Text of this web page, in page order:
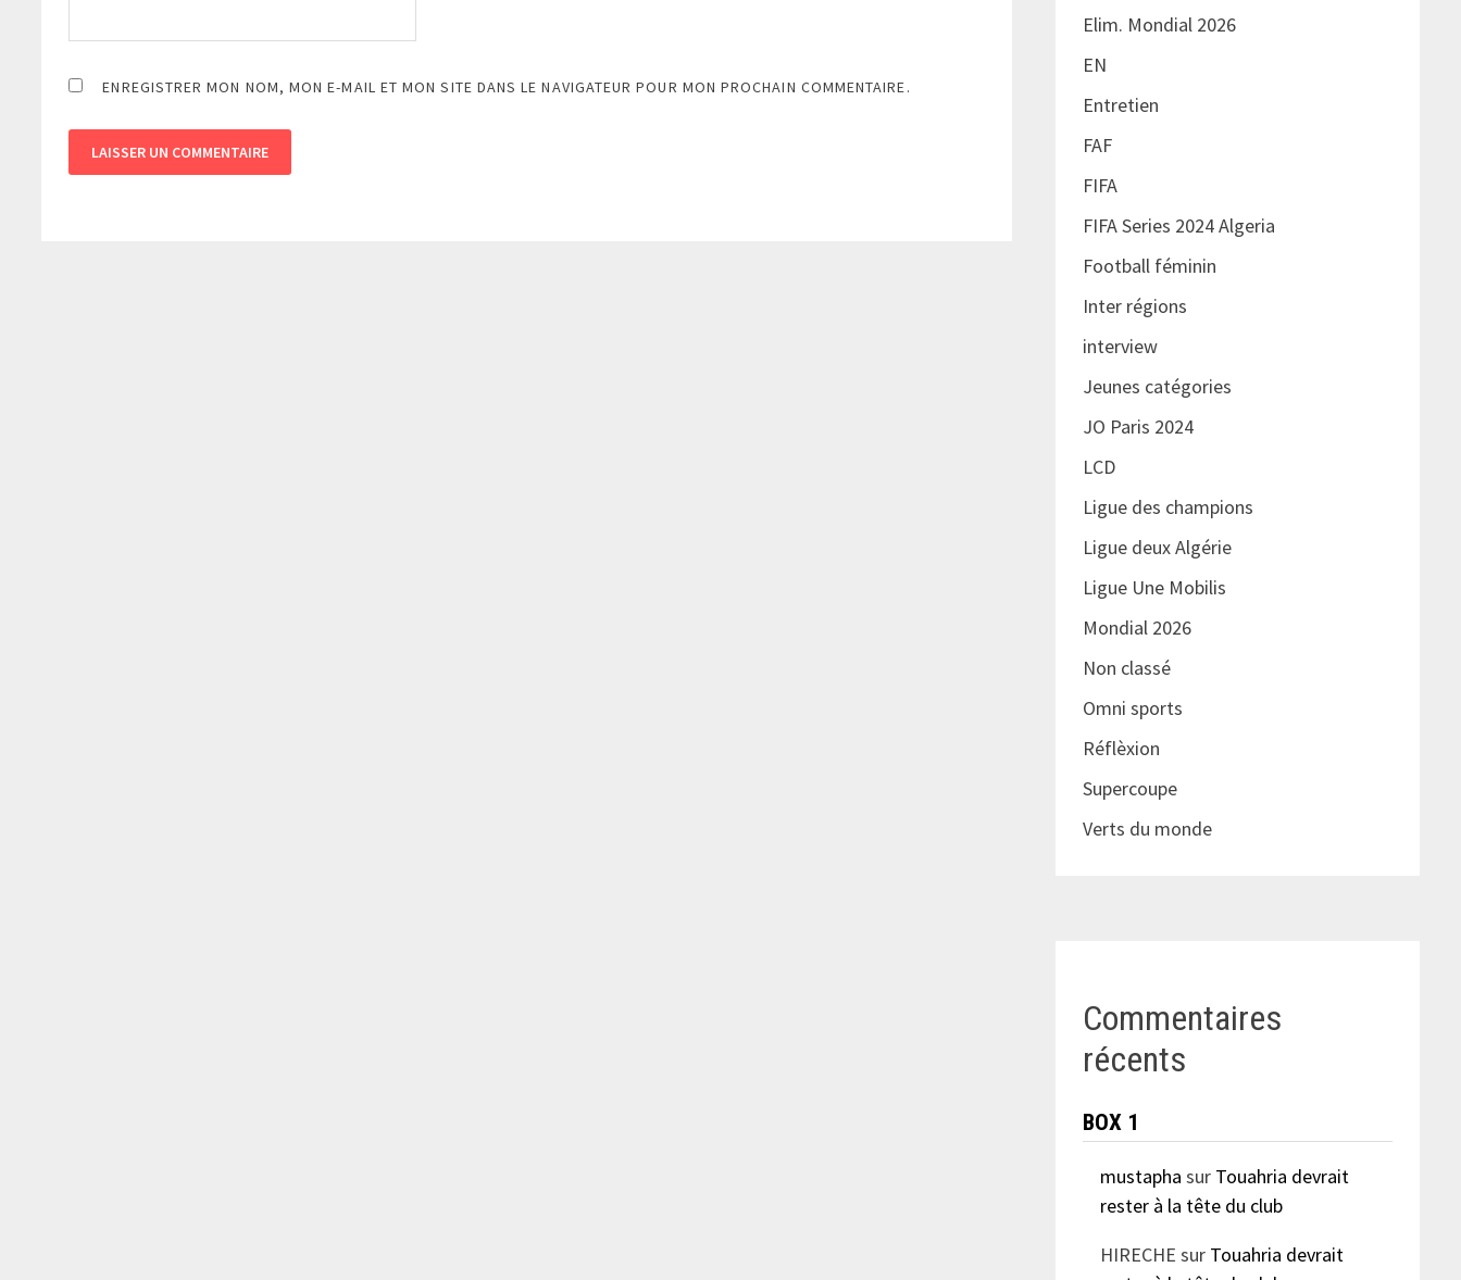
ENREGISTRER MON NOM, MON E-MAIL ET MON SITE DANS LE NAVIGATEUR POUR MON PROCHAIN COMMENTAIRE.
Elim. Mondial 2026
EN
Entretien
FAF
FIFA
FIFA Series 2024 Algeria
Football féminin
Inter régions
interview
Jeunes catégories
JO Paris 2024
LCD
Ligue des champions
Ligue deux Algérie
Ligue Une Mobilis
Mondial 2026
Non classé
Omni sports
Réflèxion
Supercoupe
Verts du monde
Commentaires
récents
BOX 1
mustapha sur Touahria devrait
rester à la tête du club
HIRECHE sur Touahria devrait